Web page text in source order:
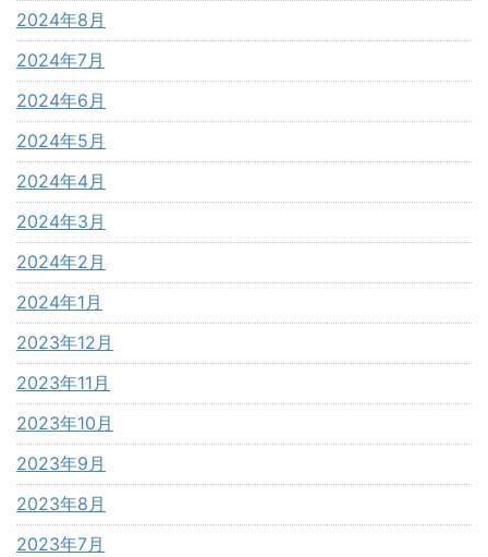
2024年8月
2024年7月
2024年6月
2024年5月
2024年4月
2024年3月
2024年2月
2024年1月
2023年12月
2023年11月
2023年10月
2023年9月
2023年8月
2023年7月